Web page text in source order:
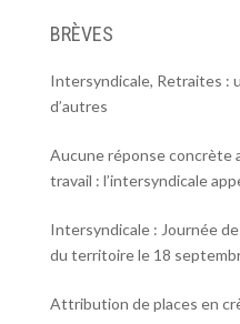
BRÈVES
Intersyndicale, Retraites :
d’autres
Aucune réponse concrète
travail : l’intersyndicale
Intersyndicale : Journée
du territoire le 18
Attribution de places en